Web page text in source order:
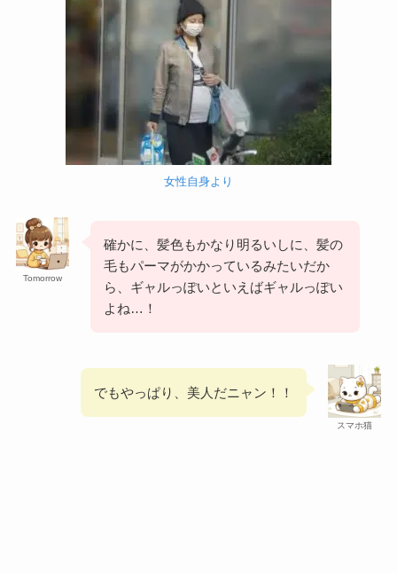
女性自身より
Tomorrow
確かに、髪色もかなり明るいしに、髪の
毛もパーマがかかっているみたいだか
ら、ギャルっぽいといえばギャルっぽい
よね…！
スマホ猫
でもやっぱり、美人だニャン！！